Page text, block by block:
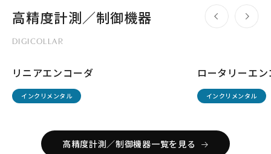
高精度計測／制御機器
DIGICOLLAR
リニアエンコーダ
インクリメンタル
ロータリーエ
インクリメンタル
高精度計測／制御機器一覧を見る